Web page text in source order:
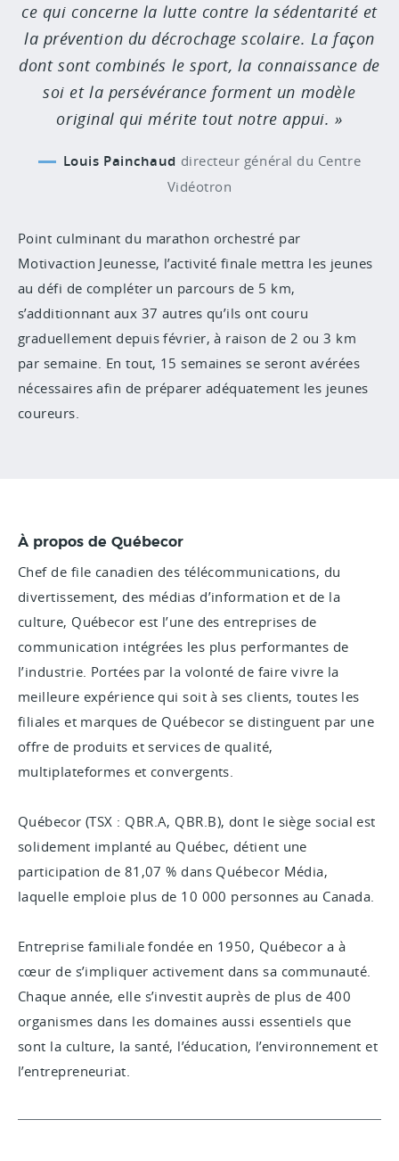
ce qui concerne la lutte contre la sédentarité et
la prévention du décrochage scolaire. La façon
dont sont combinés le sport, la connaissance de
soi et la persévérance forment un modèle
original qui mérite tout notre appui.
Louis Painchaud directeur général du Centre
Vidéotron
Point culminant du marathon orchestré par
Motivaction Jeunesse, l’activité finale mettra les jeunes
au défi de compléter un parcours de 5 km,
s’additionnant aux 37 autres qu’ils ont couru
graduellement depuis février, à raison de 2 ou 3 km
par semaine. En tout, 15 semaines se seront avérées
nécessaires afin de préparer adéquatement les jeunes
coureurs.
À propos de Québecor
Chef de file canadien des télécommunications, du
divertissement, des médias d’information et de la
culture, Québecor est l’une des entreprises de
communication intégrées les plus performantes de
l’industrie. Portées par la volonté de faire vivre la
meilleure expérience qui soit à ses clients, toutes les
filiales et marques de Québecor se distinguent par une
offre de produits et services de qualité,
multiplateformes et convergents.
Québecor (TSX : QBR.A, QBR.B), dont le siège social est
solidement implanté au Québec, détient une
participation de 81,07 % dans Québecor Média,
laquelle emploie plus de 10 000 personnes au Canada.
Entreprise familiale fondée en 1950, Québecor a à
cœur de s’impliquer activement dans sa communauté.
Chaque année, elle s’investit auprès de plus de 400
organismes dans les domaines aussi essentiels que
sont la culture, la santé, l’éducation, l’environnement et
l’entrepreneuriat.